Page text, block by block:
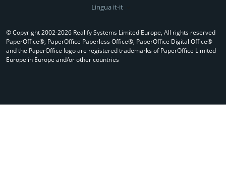
Lingua it-it
© Copyright 2002-2026 Realify Systems Limited Europe, All rights reserved
PaperOffice®, PaperOffice Paperless Office®, PaperOffice Digital Office®
and the PaperOffice logo are registered trademarks of PaperOffice Limited
Europe in Europe and/or other countries